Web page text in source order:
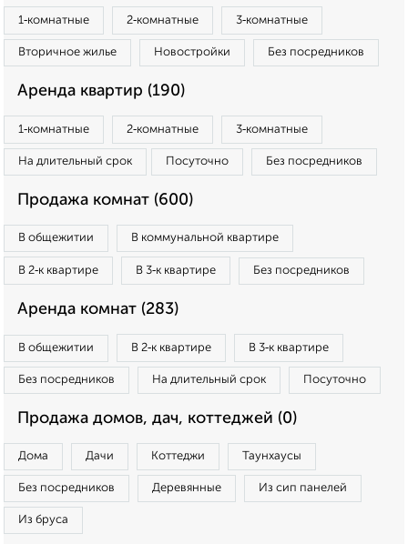
1‑комнатные 2‑комнатные 3‑комнатные
Вторичное жилье Новостройки Без посредников
Аренда квартир (190)
1‑комнатные 2‑комнатные 3‑комнатные
На длительный срок Посуточно Без посредников
Продажа комнат (600)
В общежитии В коммунальной квартире
В 2‑к квартире В 3‑к квартире Без посредников
Аренда комнат (283)
В общежитии В 2‑к квартире В 3‑к квартире
Без посредников На длительный срок Посуточно
Продажа домов, дач, коттеджей (0)
Дома Дачи Коттеджи Таунхаусы
Без посредников Деревянные Из сип панелей
Из бруса